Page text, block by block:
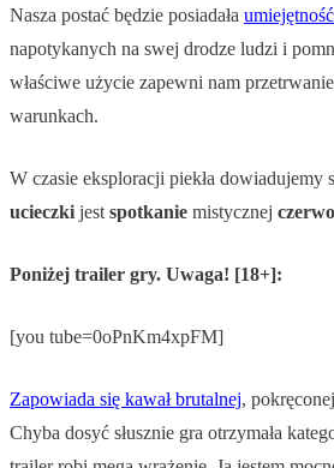
Nasza postać będzie posiadała
napotykanych na swej drodze ludzi i
właściwe użycie zapewni nam
warunkach.
W czasie eksploracji piekła dowiadujemy
ucieczki jest spotkanie mistycznej
Poniżej trailer gry. Uwaga! [18+]:
[you tube=0oPnKm4xpFM]
Zapowiada się kawał brutalnej,
Chyba dosyć słusznie gra otrzymała